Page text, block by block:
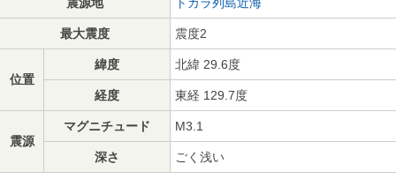
最大震度 震度2
位置
緯度 北緯 29.6度
経度 東経 129.7度
震源
マグニチュード M3.1
深さ ごく浅い